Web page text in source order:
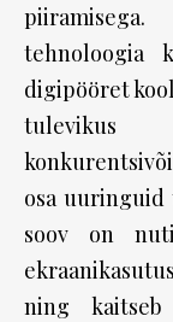
tehnoloogia
digipööret
osa uuringuid
soov on
ning